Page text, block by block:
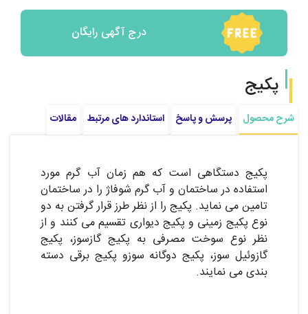
درج آگهی رایگان
پکیج
شرح محصول پرسش و پاسخ استاندارد های مرتبط مقالات
پکیج دستگاهی است که هم زمان آب گرم مورد
استفاده در ساختمان و آب گرم شوفاژ را در ساختمان
تامین می نماید. پکیج را از نظر طرز قرار گرفتن به دو
نوع پکیج زمینی و پکیج دیواری تقسیم می کنند و از
نظر نوع سوخت مصرفی به پکیج گازسوز، پکیج
گازوئیل سوز، پکیج دوگانه سوزو پکیج برقی دسته
بندی می نمایند.